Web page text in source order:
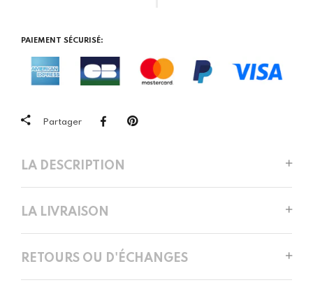
PAIEMENT SÉCURISÉ:
Partager
LA DESCRIPTION
LA LIVRAISON
RETOURS OU D'ÉCHANGES